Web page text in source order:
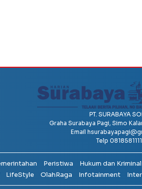
PT. SURABAYA
Graha Surabaya Pagi, Simo
Email
Telp 0818581111
Peristiwa Hukum dan Kriminal
LifeStyle OlahRaga Infotainment